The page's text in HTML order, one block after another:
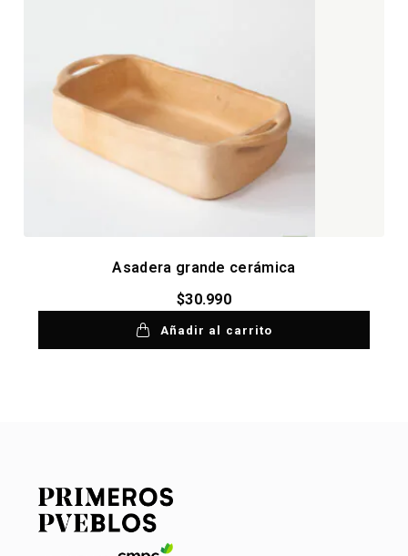
Asadera grande cerámica
$30.990
Añadir al carrito